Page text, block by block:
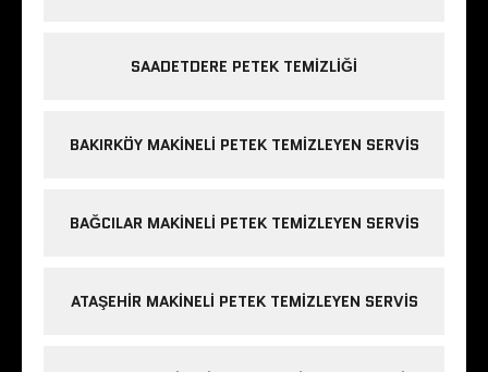
SAADETDERE PETEK TEMIZLIĞI
BAKIRKÖY MAKINELI PETEK TEMIZLEYEN SERVIS
BAĞCILAR MAKINELI PETEK TEMIZLEYEN SERVIS
ATAŞEHIR MAKINELI PETEK TEMIZLEYEN SERVIS